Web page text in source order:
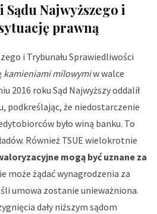
Najwyższego i
prawną
i Trybunału Sprawiedliwości
kamieniami milowymiw walce
2016 roku Sąd Najwyższy oddalił
podkreślając, że niedostarczenie
było winą banku. To
Również TSUE wielokrotnie
mogą być uznane za
może żądać wynagrodzenia za
umowa zostanie unieważniona.
dały niższym sądom